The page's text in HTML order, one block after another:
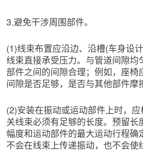
3.避免干涉周围部件。
(1)线束布置应沿边、沿槽(车身设
线束直接承受压力。与管道间隙均
部件之间的间隙合理；例如，座椅
间隙是否足够，是否与其他部件摩
(2)安装在振动或运动部件上时，
关线束必须有足够的长度。预留长
幅度和运动部件的最大运动行程确
不会在线束上传递振动，也不会使